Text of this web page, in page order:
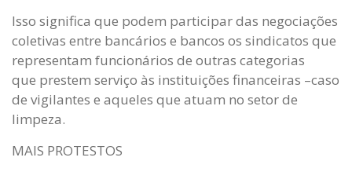
Isso significa que podem participar das negociações
coletivas entre bancários e bancos os sindicatos que
representam funcionários de outras categorias
que prestem serviço às instituições financeiras –caso
de vigilantes e aqueles que atuam no setor de
limpeza.
MAIS PROTESTOS